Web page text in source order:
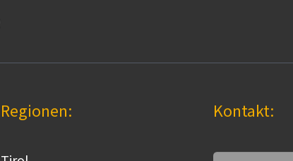
Regionen: Kontakt: